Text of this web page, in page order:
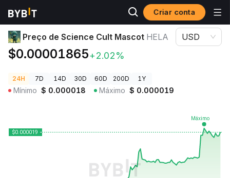
Criar conta
Preços de Criptomoedas Preço de Science Cult Mascot HELA
Preço de Science Cult Mascot HELA
$0.00001865+2.02%
USD
24H 7D 14D 30D 60D 200D 1Y
Mínimo $ 0.000018 Máximo $ 0.000019